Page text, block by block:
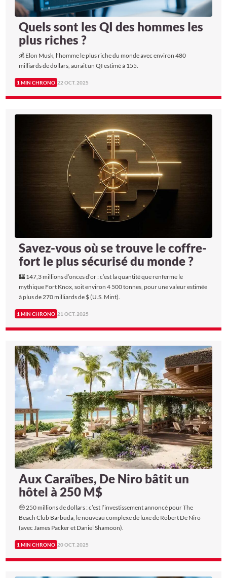
Quels sont les QI des hommes les
plus riches ?
💰 Elon Musk, l’homme le plus riche du monde avec environ 480
milliards de dollars, aurait un QI estimé à 155.
1 MIN CHRONO 22 OCT. 2025
Savez-vous où se trouve le coffre-
fort le plus sécurisé du monde ?
🏰 147,3 millions d’onces d’or : c’est la quantité que renferme le
mythique Fort Knox, soit environ 4 500 tonnes, pour une valeur estimée
à plus de 270 milliards de $ (U.S. Mint).
1 MIN CHRONO 21 OCT. 2025
Aux Caraïbes, De Niro bâtit un
hôtel à 250 M$
🤑 250 millions de dollars : c’est l’investissement annoncé pour The
Beach Club Barbuda, le nouveau complexe de luxe de Robert De Niro
(avec James Packer et Daniel Shamoon).
1 MIN CHRONO 20 OCT. 2025